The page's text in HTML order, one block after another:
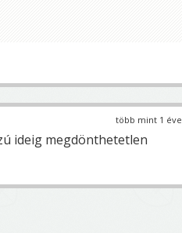
több mint 1 éve
ideig megdönthetetlen